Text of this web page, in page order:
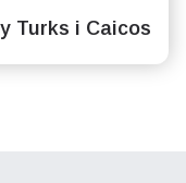
Turks i Caicos